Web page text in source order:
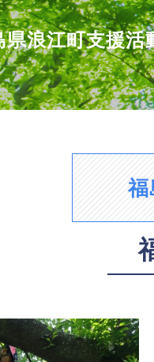
県浪江町支援活
福